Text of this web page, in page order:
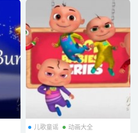
儿歌童谣 动画大全